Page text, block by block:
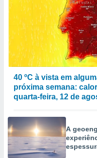
40 ºC à vista em
próxima semana:
quarta-feira, 12 de
A